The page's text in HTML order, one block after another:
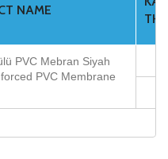
NAME
PVC Mebran Siyah
PVC Membrane